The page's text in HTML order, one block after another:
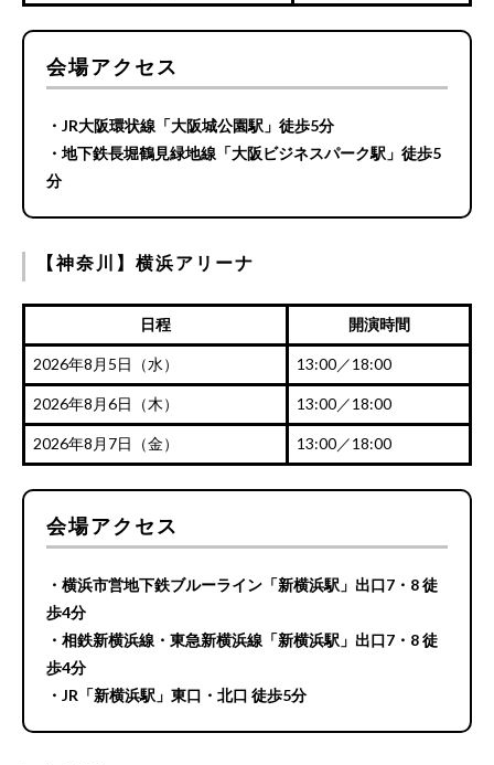
会場アクセス
・JR大阪環状線「大阪城公園駅」徒歩5分
・地下鉄長堀鶴見緑地線「大阪ビジネスパーク駅」徒歩5
分
【神奈川】横浜アリーナ
日程 開演時間
2026年8月5日（水） 13:00／18:00
2026年8月6日（木） 13:00／18:00
2026年8月7日（金） 13:00／18:00
会場アクセス
・横浜市営地下鉄ブルーライン「新横浜駅」出口7・8 徒
歩4分
・相鉄新横浜線・東急新横浜線「新横浜駅」出口7・8 徒
歩4分
・JR「新横浜駅」東口・北口 徒歩5分